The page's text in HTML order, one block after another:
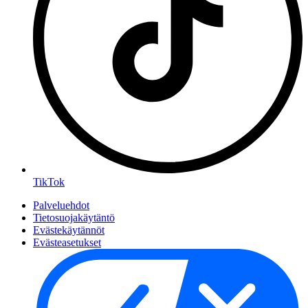
TikTok
Palveluehdot
Tietosuojakäytäntö
Evästekäytännöt
Evästeasetukset